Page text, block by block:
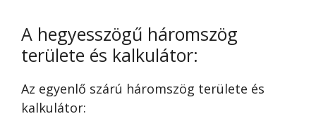
A hegyesszögű háromszög
területe és kalkulátor:
Az egyenlő szárú háromszög területe és
kalkulátor: